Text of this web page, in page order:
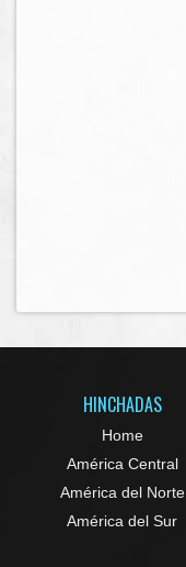
HINCHADAS
Home
América Central
América del Norte
América del Sur